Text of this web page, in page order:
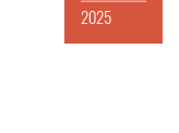
2025